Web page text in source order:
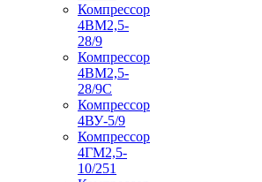
Компрессор
4ВМ2,5-
28/9
Компрессор
4ВМ2,5-
28/9С
Компрессор
4ВУ-5/9
Компрессор
4ГМ2,5-
10/251